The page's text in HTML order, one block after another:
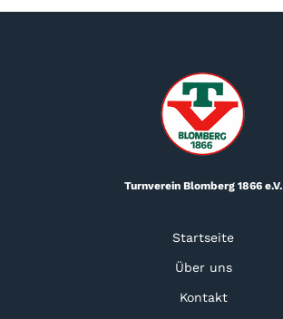
Turnverein Blomberg 1866 e.V.
Startseite
Über uns
Kontakt